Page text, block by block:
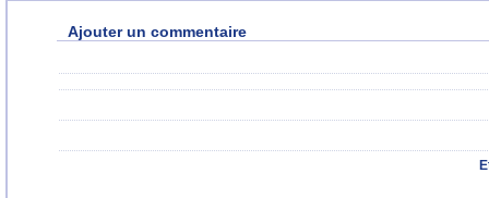
Ajouter un commentaire